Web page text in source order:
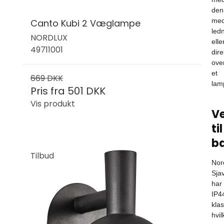
Canto Kubi 2 Væglampe
NORDLUX
49711001
669 DKK
Pris fra 501 DKK
Vis produkt
Tilbud
den
et
til
har